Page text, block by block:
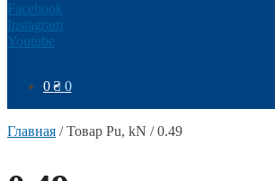
Facebook
Instagram
Youtube
0₴ 0
Главная /Товар Pu, kN /0.49